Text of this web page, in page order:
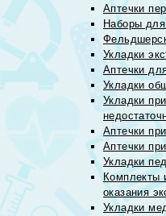
Аптечки
Наборы
Укладки
Аптечки
Укладки
Укладки
Аптечки
Аптечки
Укладки
Комплекты
оказания
Укладки